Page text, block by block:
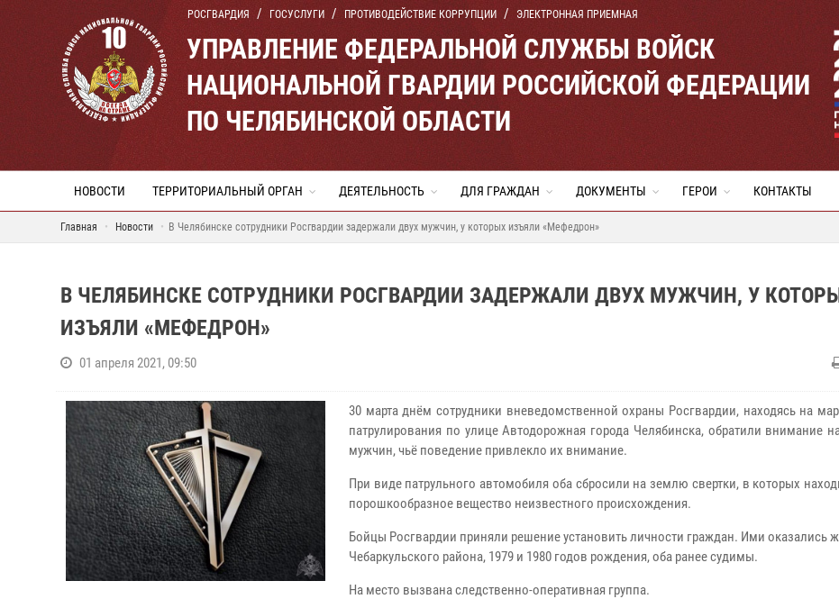
РОСГВАРДИЯ ГОСУСЛУГИ ПРОТИВОДЕЙСТВИЕ КОРРУПЦИИ ЭЛЕКТРОННАЯ ПРИЕМНАЯ
УПРАВЛЕНИЕ ФЕДЕРАЛЬНОЙ СЛУЖБЫ ВОЙСК
НАЦИОНАЛЬНОЙ ГВАРДИИ РОССИЙСКОЙ ФЕДЕРАЦИИ
ПО ЧЕЛЯБИНСКОЙ ОБЛАСТИ
НОВОСТИ ТЕРРИТОРИАЛЬНЫЙ ОРГАН ДЕЯТЕЛЬНОСТЬ ДЛЯ ГРАЖДАН ДОКУМЕНТЫ ГЕРОИ КОНТАКТЫ
Главная Новости В Челябинске сотрудники Росгвардии задержали двух мужчин, у которых изъяли «Мефедрон»
В ЧЕЛЯБИНСКЕ СОТРУДНИКИ РОСГВАРДИИ ЗАДЕРЖАЛИ ДВУХ МУЖЧИН, У
ИЗЪЯЛИ «МЕФЕДРОН»
01 апреля 2021, 09:50
30 марта днём сотрудники вневедомственной охраны Росгвардии, находясь на
патрулирования по улице Автодорожная города Челябинска, обратили внимание
мужчин, чьё поведение привлекло их внимание.
При виде патрульного автомобиля оба сбросили на землю свертки, в которых
порошкообразное вещество неизвестного происхождения.
Бойцы Росгвардии приняли решение установить личности граждан. Ими оказались
Чебаркульского района, 1979 и 1980 годов рождения, оба ранее судимы.
На место вызвана следственно-оперативная группа.